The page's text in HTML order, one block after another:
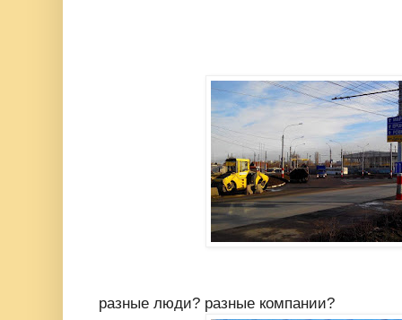
разные люди? разные компании?